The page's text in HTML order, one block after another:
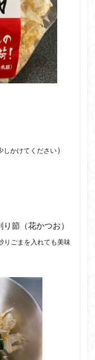
しかけてください ）
節（花かつお）
りごまを入れても美味